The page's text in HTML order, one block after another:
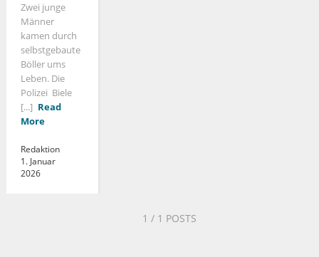
Zwei junge
Männer
kamen durch
selbstgebaute
Böller ums
Leben. Die
Polizei Biele
[...] Read
More
Redaktion
1. Januar
2026
1 / 1 POSTS